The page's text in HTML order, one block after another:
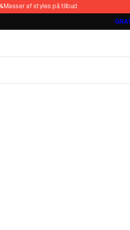
Masser af styles på tilbud
Cashmere Touch Pants
Lindbergh